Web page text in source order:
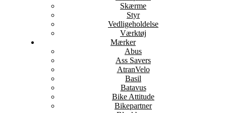
Skærme
Styr
Vedligeholdelse
Værktøj
Mærker
Abus
Ass Savers
AtranVelo
Basil
Batavus
Bike Attitude
Bikepartner